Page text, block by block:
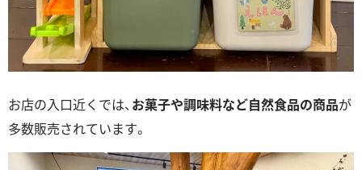
お店の入口近くでは、 お菓子や調味料など自然食品の商品が
多数販売されています。